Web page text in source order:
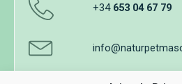
+34 653 04 67 79